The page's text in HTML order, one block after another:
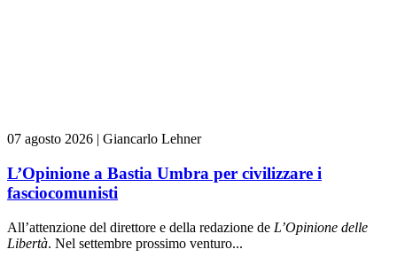
07 agosto 2026 | Giancarlo Lehner
L’Opinione a Bastia Umbra per civilizzare i
fasciocomunisti
All’attenzione del direttore e della redazione de L’Opinione delle
Libertà. Nel settembre prossimo venturo...